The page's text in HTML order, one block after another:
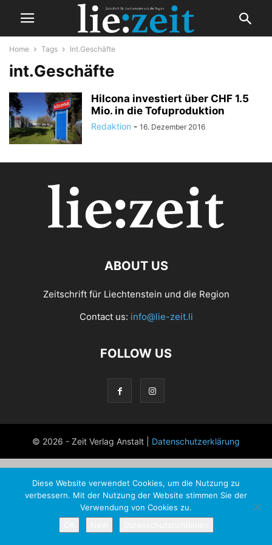
Home Tags Int.Geschäfte
int.Geschäfte
Hilcona investiert über CHF 1.5
Mio. in die Tofuproduktion
Redaktion - 16. Dezember 2016
ABOUT US
Zeitschrift für Liechtenstein und die Region
Contact us: info@lie-zeit.li
FOLLOW US
© 2026 - Zeit Verlag Anstalt | Datenschutzerklärung
Diese Website verwendet Cookies, um die Nutzung zu
verbessern. Mit der Nutzung der Website stimmen Sie der
Verwendung von Cookies zu.